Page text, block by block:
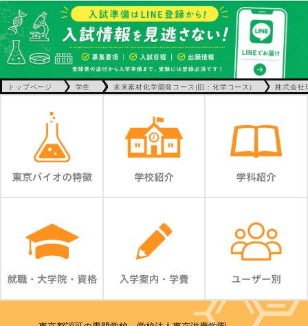
トップページ 学生 未来素材化学開発コース(旧：化学コース) 株式会社